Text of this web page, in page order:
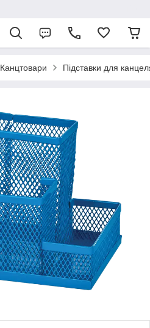
Канцтовари Підставки для